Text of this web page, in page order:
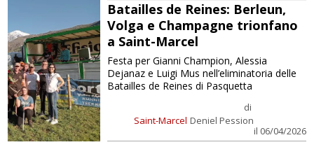
Batailles de Reines: Berleun,
Volga e Champagne trionfano
a Saint-Marcel
Saint-Marcel
di
Deniel Pession
il 06/04/2026
Festa per Gianni Champion, Alessia
Dejanaz e Luigi Mus nell’eliminatoria delle
Batailles de Reines di Pasquetta